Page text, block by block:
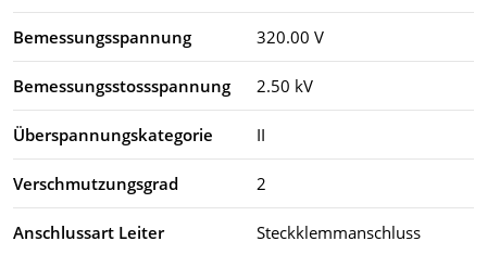
Bemessungsspannung 320.00 V
Bemessungsstossspannung 2.50 kV
Überspannungskategorie II
Verschmutzungsgrad 2
Anschlussart Leiter Steckklemmanschluss